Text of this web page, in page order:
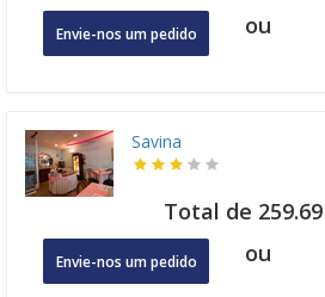
Envie-nos um pedido ou
Savina
Total de 259.69
Envie-nos um pedido ou